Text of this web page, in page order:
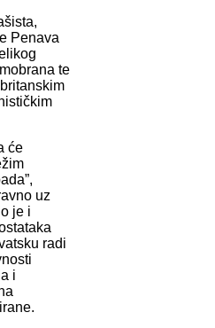
Penava
te
će
uz
je i
radi
i